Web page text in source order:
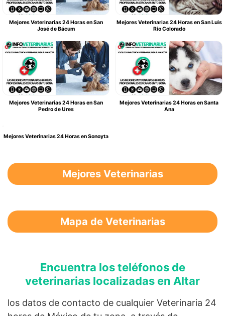
Mejores Veterinarias 24 Horas en San
José de Bácum
Mejores Veterinarias 24 Horas en San Luis
Río Colorado
Mejores Veterinarias 24 Horas en San
Pedro de Ures
Mejores Veterinarias 24 Horas en Santa
Ana
Mejores Veterinarias 24 Horas en Sonoyta
Mejores Veterinarias
Mapa de Veterinarias
Encuentra los teléfonos de
veterinarias localizadas en Altar
los datos de contacto de cualquier Veterinaria 24